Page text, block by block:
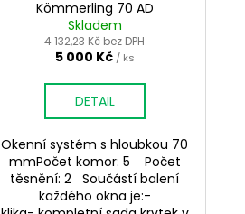
Kömmerling 70 AD
Skladem
4 132,23 Kč bez DPH
5 000 Kč / ks
DETAIL
Okenní systém s hloubkou 70
mmPočet komor: 5 Počet
těsnění: 2 Součástí balení
každého okna je:-